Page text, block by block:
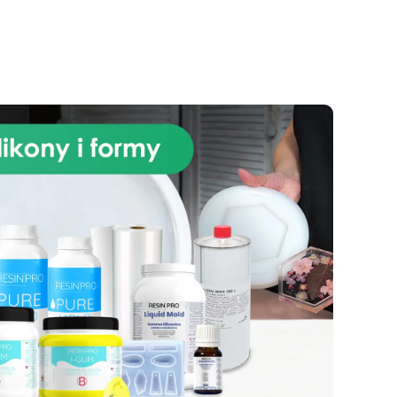
utrzymania w czystości. Łatwy w
instalacji i gwarantujący
profesjonalny efekt, nasz zestaw
jest idealny zarówno do
projektów renowacyjnych, jak i
do majsterkowania. Przekształć
swoją kuchnię w elegancką i
funkcjonalną przestrzeń dzięki
naszemu zestawowi Granit Black
Galaxy do blatu roboczego z
żywicy epoksydowej i pozwól,
aby Twoja kuchnia lśniła
blaskiem i stylem.